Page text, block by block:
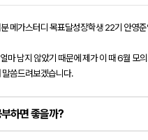
메가스터디 목표달성장학생 22기 안영
마 남지 않았기 때문에 제가 이 때 6월 모
씀드려보겠습니다.
하면 좋을까?